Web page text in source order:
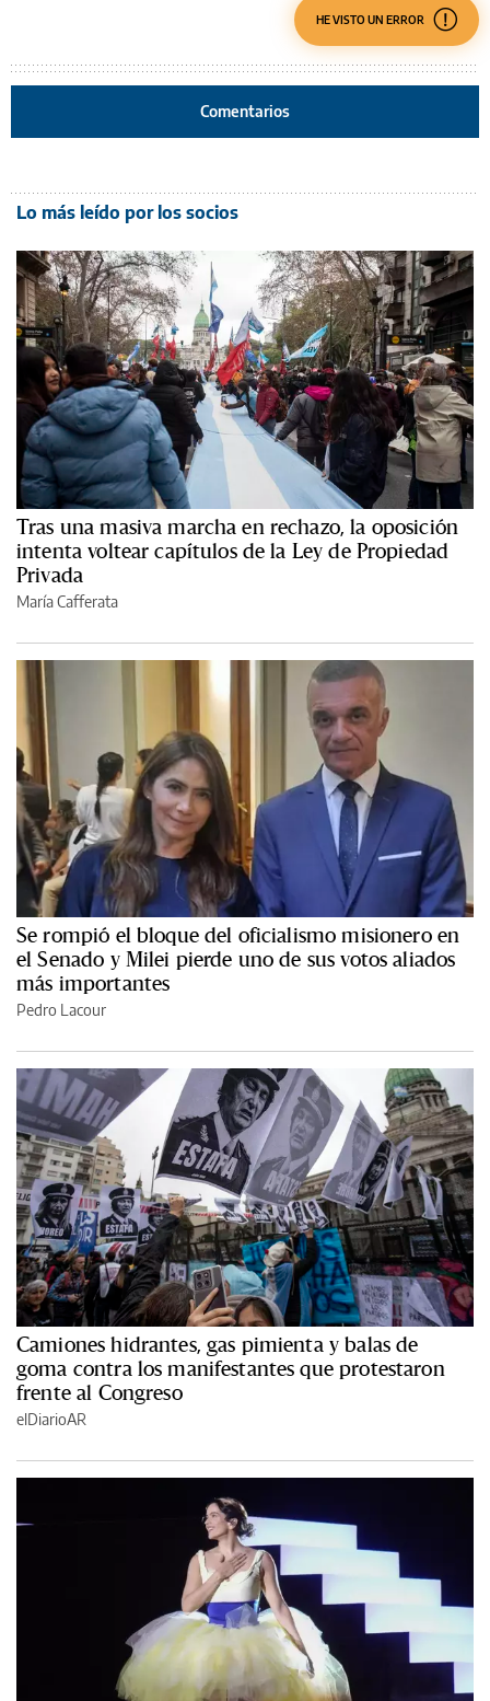
HE VISTO UN ERROR
Comentarios
Lo más leído por los socios
Tras una masiva marcha en rechazo, la oposición
intenta voltear capítulos de la Ley de Propiedad
Privada
María Cafferata
Se rompió el bloque del oficialismo misionero en
el Senado y Milei pierde uno de sus votos aliados
más importantes
Pedro Lacour
Camiones hidrantes, gas pimienta y balas de
goma contra los manifestantes que protestaron
frente al Congreso
elDiarioAR